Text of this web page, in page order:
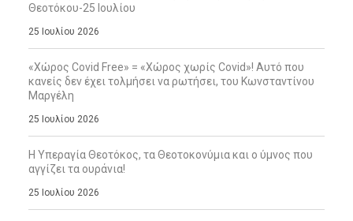
Θεοτόκου-25 Ιουλίου
25 Ιουλίου 2026
«Χώρος Covid Free» = «Χώρος χωρίς Covid»! Αυτό που
κανείς δεν έχει τολμήσει να ρωτήσει, του Κωνσταντίνου
Μαργέλη
25 Ιουλίου 2026
Η Υπεραγία Θεοτόκος, τα Θεοτοκονύμια και ο ύμνος που
αγγίζει τα ουράνια!
25 Ιουλίου 2026